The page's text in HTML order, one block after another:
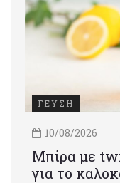
ΓΕΥΣΗ
10/08/2026
Μπίρα με
για το